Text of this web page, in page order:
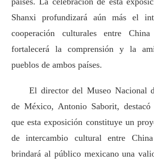
Shanxi profundizará aún más el
cooperación culturales entre
fortalecerá la comprensión y la
pueblos de ambos países.
El director del Museo Nacional
de México, Antonio Saborit,
que esta exposición constituye un
de intercambio cultural entre
brindará al público mexicano una